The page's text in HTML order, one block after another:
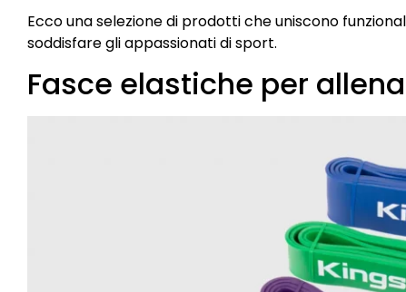
Ecco una selezione di prodotti che uniscono
soddisfare gli appassionati di sport.
Fasce elastiche per